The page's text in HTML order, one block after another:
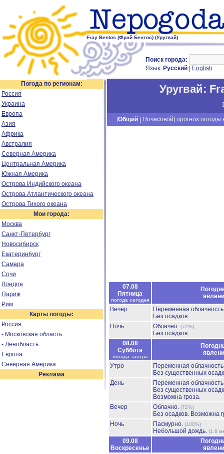
Fray Bentos (Фрэй Бентос) (Уругвай)
Поиск города:
Язык: Русский English
Погода по регионам:
Россия
Украина
Европа
Азия
Африка
Австралия
Северная Америка
Центральная Америка
Южная Америка
Острова Индийского океана
Острова Атлантического океана
Острова Тихого океана
Мои города:
Москва
Санкт-Петербург
Новосибирск
Екатеринбург
Самара
Сочи
Лондон
Париж
Рим
Карты погоды:
Россия
- Московская область
- Ленобласть
Европа
Северная Америка
Реклама
Уругвай:
[
[Общий Почасовой] прогноз погоды
07.08
Пятница
погода сегодня
Вечер
Переменная
Без осадков.
Ночь
Облачно. (72%)
Без осадков.
08.08
Суббота
погода завтра
Утро
Переменная
Без существенных
День
Переменная
Без существенных
Возможна гроза.
Вечер
Облачно. (72%)
Без осадков. Возможна
Ночь
Пасмурно. (100%)
Небольшой дождь. (1.6
09.08
Воскресенье